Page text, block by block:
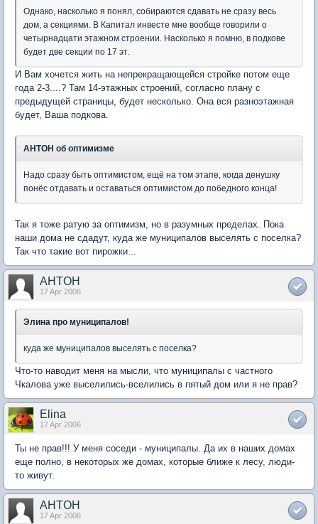
Однако, насколько я понял, собираются сдавать не сразу весь
дом, а секциями. В Капитал инвесте мне вообще говорили о
четырнадцати этажном строении. Насколько я помню, в подкове
будет две секции по 17 эт.
И Вам хочется жить на непрекращающейся стройке потом еще
года 2-3....? Там 14-этажных строений, согласно плану с
предыдущей страницы, будет несколько. Она вся разноэтажная
будет, Ваша подкова.
АНТОН об оптимизме
Надо сразу быть оптимистом, ещё на том этапе, когда денушку
понёс отдавать и оставаться оптимистом до победного конца!
Так я тоже ратую за оптимизм, но в разумных пределах. Пока
наши дома не сдадут, куда же муниципалов выселять с поселка?
Так что такие вот пирожки...
AHTOH
17 Apr 2006
Элина про муниципалов!
куда же муниципалов выселять с поселка?
Что-то наводит меня на мысли, что муниципалы с частного
Чкалова уже выселились-вселились в пятый дом или я не прав?
Elina
17 Apr 2006
Ты не прав!!! У меня соседи - муниципалы. Да их в наших домах
еще полно, в некоторых же домах, которые ближе к лесу, люди-
то живут.
AHTOH
17 Apr 2006